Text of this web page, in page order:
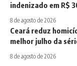
indenizado em R$
8 de agosto de 2026
Ceará reduz
melhor julho da
8 de agosto de 2026